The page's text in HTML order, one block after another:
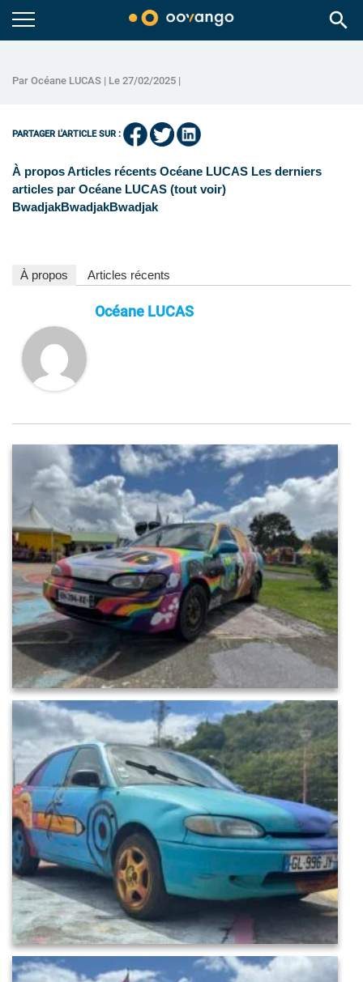
search
Par Océane LUCAS | Le 27/02/2025 |
PARTAGER L'ARTICLE SUR :
À propos Articles récents Océane LUCAS Les derniers
articles par Océane LUCAS (tout voir)
BwadjakBwadjakBwadjak
À propos Articles récents
Océane LUCAS